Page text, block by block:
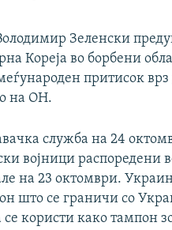
Зеленски
Кореја во борбени
притисок врз
на ОН.
служба на 24
војници распоредени
на 23 октомври.
што се граничи со
се користи како тампон